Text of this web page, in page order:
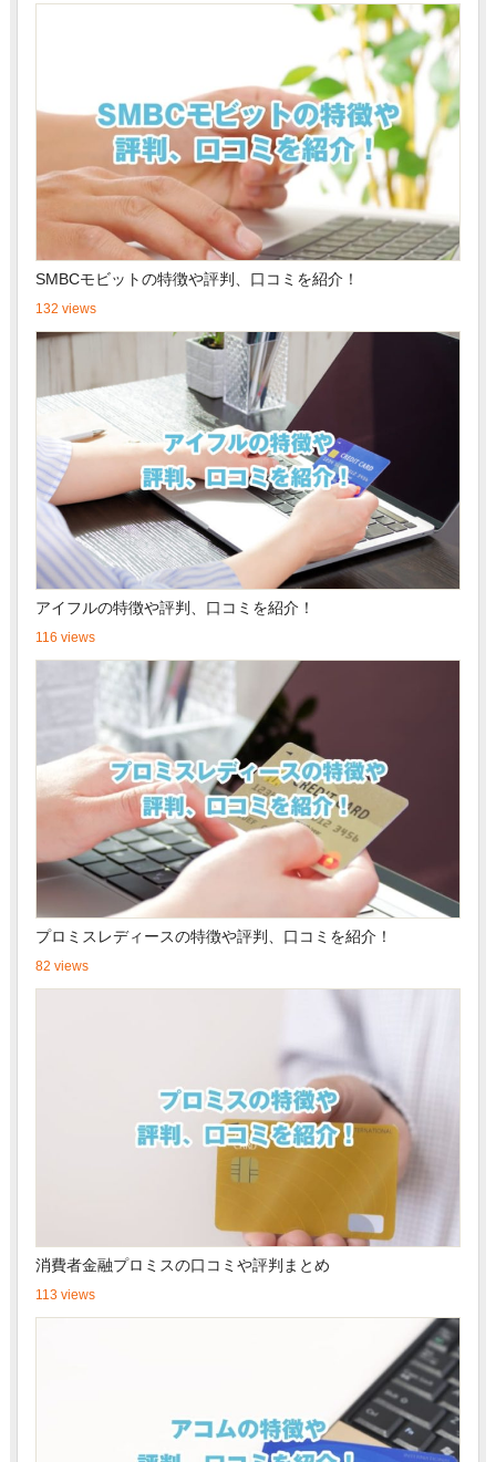
SMBCモビットの特徴や評判、口コミを紹介！
132 views
アイフルの特徴や評判、口コミを紹介！
116 views
プロミスレディースの特徴や評判、口コミを紹介！
82 views
消費者金融プロミスの口コミや評判まとめ
113 views